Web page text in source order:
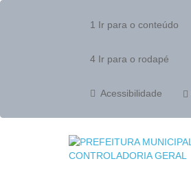
1 Ir para o conteúdo
4 Ir para o rodapé
Acessibilidade